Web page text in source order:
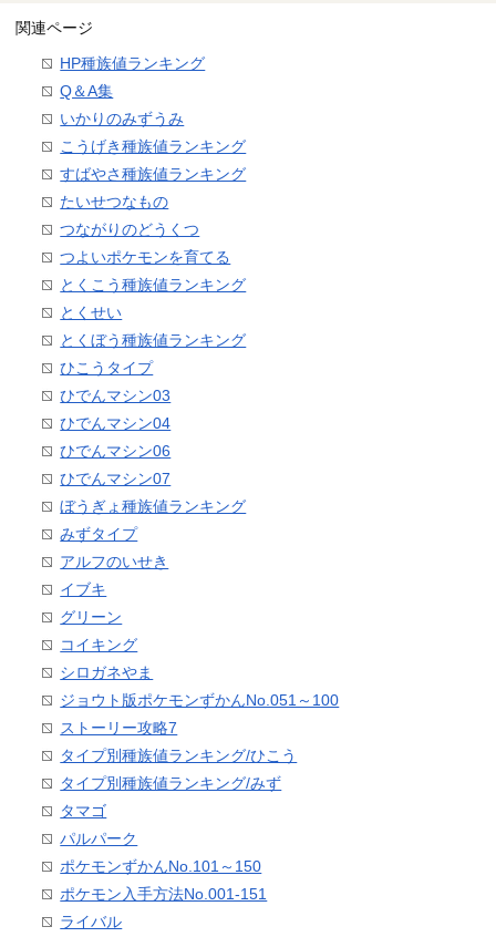
関連ページ
HP種族値ランキング
Q＆A集
いかりのみずうみ
こうげき種族値ランキング
すばやさ種族値ランキング
たいせつなもの
つながりのどうくつ
つよいポケモンを育てる
とくこう種族値ランキング
とくせい
とくぼう種族値ランキング
ひこうタイプ
ひでんマシン03
ひでんマシン04
ひでんマシン06
ひでんマシン07
ぼうぎょ種族値ランキング
みずタイプ
アルフのいせき
イブキ
グリーン
コイキング
シロガネやま
ジョウト版ポケモンずかんNo.051～100
ストーリー攻略7
タイプ別種族値ランキング/ひこう
タイプ別種族値ランキング/みず
タマゴ
パルパーク
ポケモンずかんNo.101～150
ポケモン入手方法No.001-151
ライバル